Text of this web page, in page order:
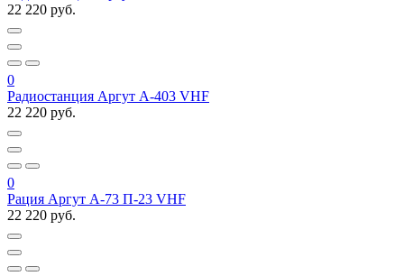
22 220 руб.
0
Радиостанция Аргут А-403 VHF
22 220 руб.
0
Рация Аргут А-73 П-23 VHF
22 220 руб.